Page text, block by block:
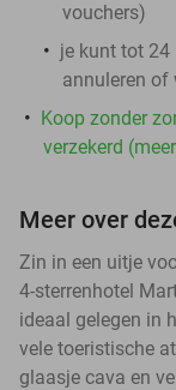
vouchers)
je kunt tot 24
annuleren of
Koop zonder
verzekerd
Meer over
Zin in een uitje
4-sterrenhotel
ideaal gelegen in
vele toeristische
glaasje cava en